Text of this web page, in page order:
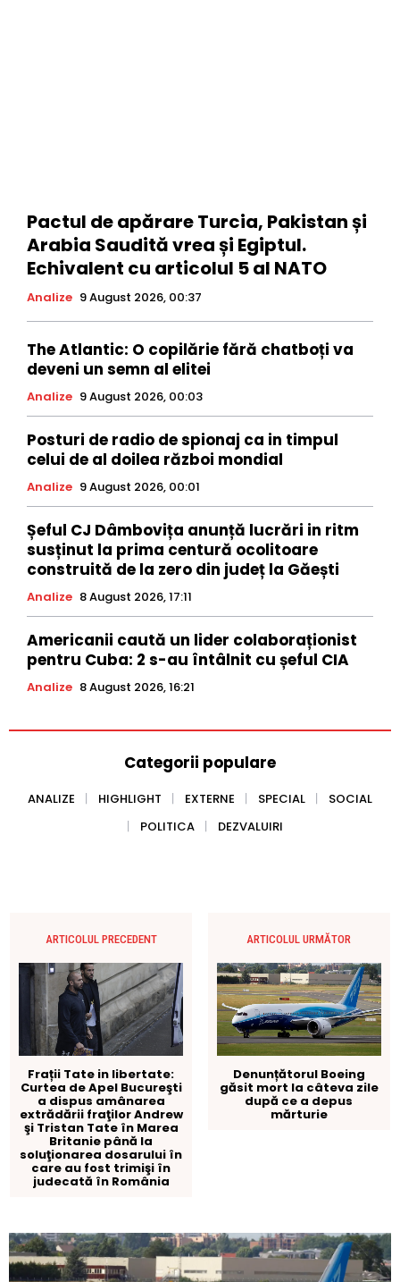
Pactul de apărare Turcia, Pakistan și
Arabia Saudită vrea și Egiptul.
Echivalent cu articolul 5 al NATO
Analize 9 August 2026, 00:37
The Atlantic: O copilărie fără chatboți va
deveni un semn al elitei
Analize 9 August 2026, 00:03
Posturi de radio de spionaj ca in timpul
celui de al doilea război mondial
Analize 9 August 2026, 00:01
Șeful CJ Dâmbovița anunță lucrări in ritm
susținut la prima centură ocolitoare
construită de la zero din județ la Găești
Analize 8 August 2026, 17:11
Americanii caută un lider colaboraționist
pentru Cuba: 2 s-au întâlnit cu șeful CIA
Analize 8 August 2026, 16:21
Categorii populare
ANALIZE HIGHLIGHT EXTERNE SPECIAL
SOCIAL
POLITICA
DEZVALUIRI
ARTICOLUL PRECEDENT
Frații Tate in libertate:
Curtea de Apel Bucureşti
a dispus amânarea
extrădării fraţilor Andrew
şi Tristan Tate în Marea
Britanie până la
soluţionarea dosarului în
care au fost trimişi în
judecată în România
ARTICOLUL URMĂTOR
Denunțătorul Boeing
găsit mort la câteva zile
după ce a depus
mărturie